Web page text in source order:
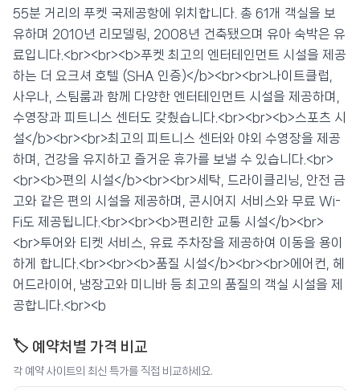
💰 최저가 확인 · 예약하기
55분 거리의 푸켓 국제공항에 위치합니다. 총 61개 객실을 보
유하며 2010년 리모델링, 2008년 건축됐으며 유아 숙박은 유
료입니다.<br><br><b>푸켓 최고의 엔터테인먼트 시설을 제공
하는 더 요크셔 호텔 (SHA 인증)</b><br><br>나이트클럽,
사우나, 스팀룸과 함께 다양한 엔터테인먼트 시설을 제공하며,
수영장과 피트니스 센터도 갖췄습니다.<br><br><b>스포츠 시
설</b><br><br>최고의 피트니스 센터와 야외 수영장을 제공
하며, 건강을 유지하고 즐거운 휴가를 보낼 수 있습니다.<br>
<br><b>편의 시설</b><br><br>세탁, 드라이클리닝, 안전 금
고와 같은 편의 시설을 제공하며, 콘시어지 서비스와 무료 Wi-
Fi도 제공됩니다.<br><br><b>편리한 교통 시설</b><br>
<br>투어와 티켓 서비스, 유료 주차장을 제공하여 이동을 용이
하게 합니다.<br><br><b>품질 시설</b><br><br>에어컨, 헤
어드라이어, 냉장고와 미니바 등 최고의 품질의 객실 시설을 제
공합니다.<br><b
🏷️ 예약처별 가격 비교
각 예약 사이트의 최신 특가를 직접 비교하세요.